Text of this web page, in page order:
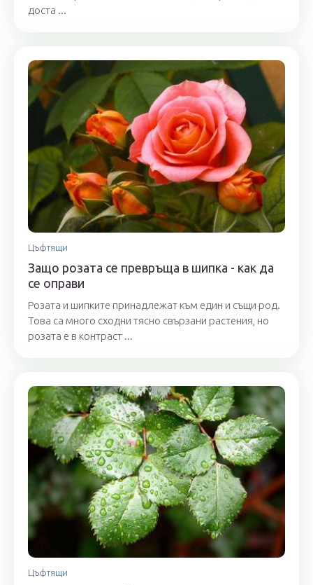
доста ...
Цъфтящи
Защо розата се превръща в шипка - как да
се оправи
Розата и шипките принадлежат към един и същи род.
Това са много сходни тясно свързани растения, но
розата е в контраст ...
Цъфтящи